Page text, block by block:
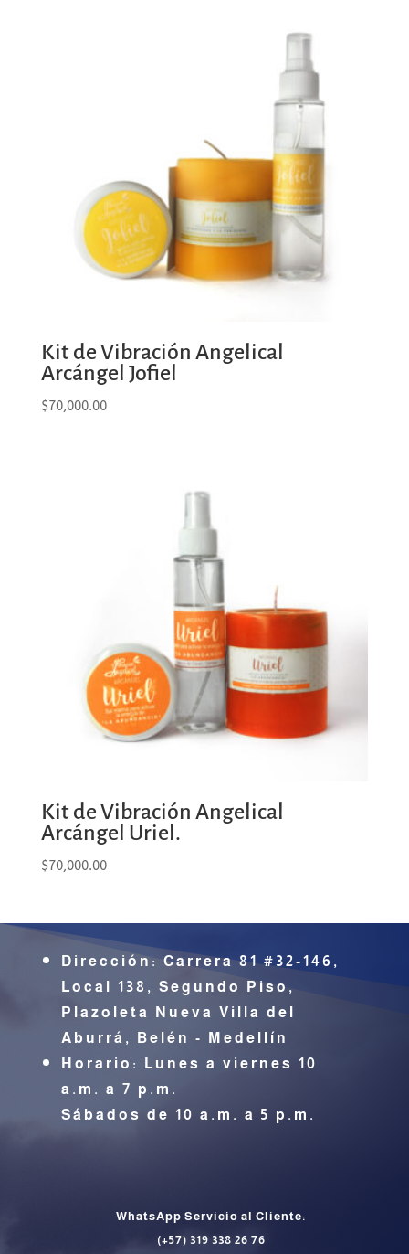
Kit de Vibración Angelical
Arcángel Jofiel
$70,000.00
Kit de Vibración Angelical
Arcángel Uriel.
$70,000.00
Dirección: Carrera 81 #32-146,
Local 138, Segundo Piso,
Plazoleta Nueva Villa del
Aburrá,
Belén - Medellín
Horario: Lunes a viernes 10
a.m. a 7 p.m.
Sábados de 10 a.m. a 5 p.m.
WhatsApp Servicio al Cliente:
(+57) 319 338 26 76